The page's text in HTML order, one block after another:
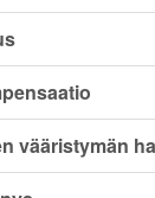
vääristymän